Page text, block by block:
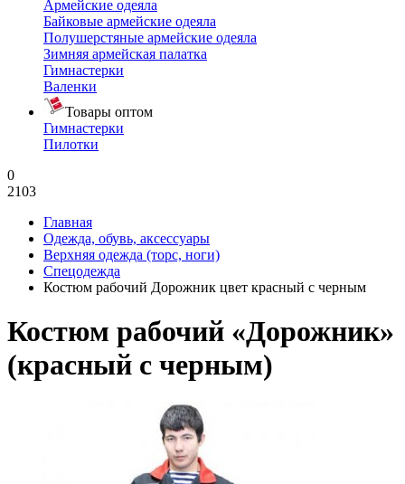
Армейские одеяла
Байковые армейские одеяла
Полушерстяные армейские одеяла
Зимняя армейская палатка
Гимнастерки
Валенки
Товары оптом
Гимнастерки
Пилотки
0
2103
Главная
Одежда, обувь, аксессуары
Верхняя одежда (торс, ноги)
Спецодежда
Костюм рабочий Дорожник цвет красный с черным
Костюм рабочий «Дорожник»
(красный с черным)